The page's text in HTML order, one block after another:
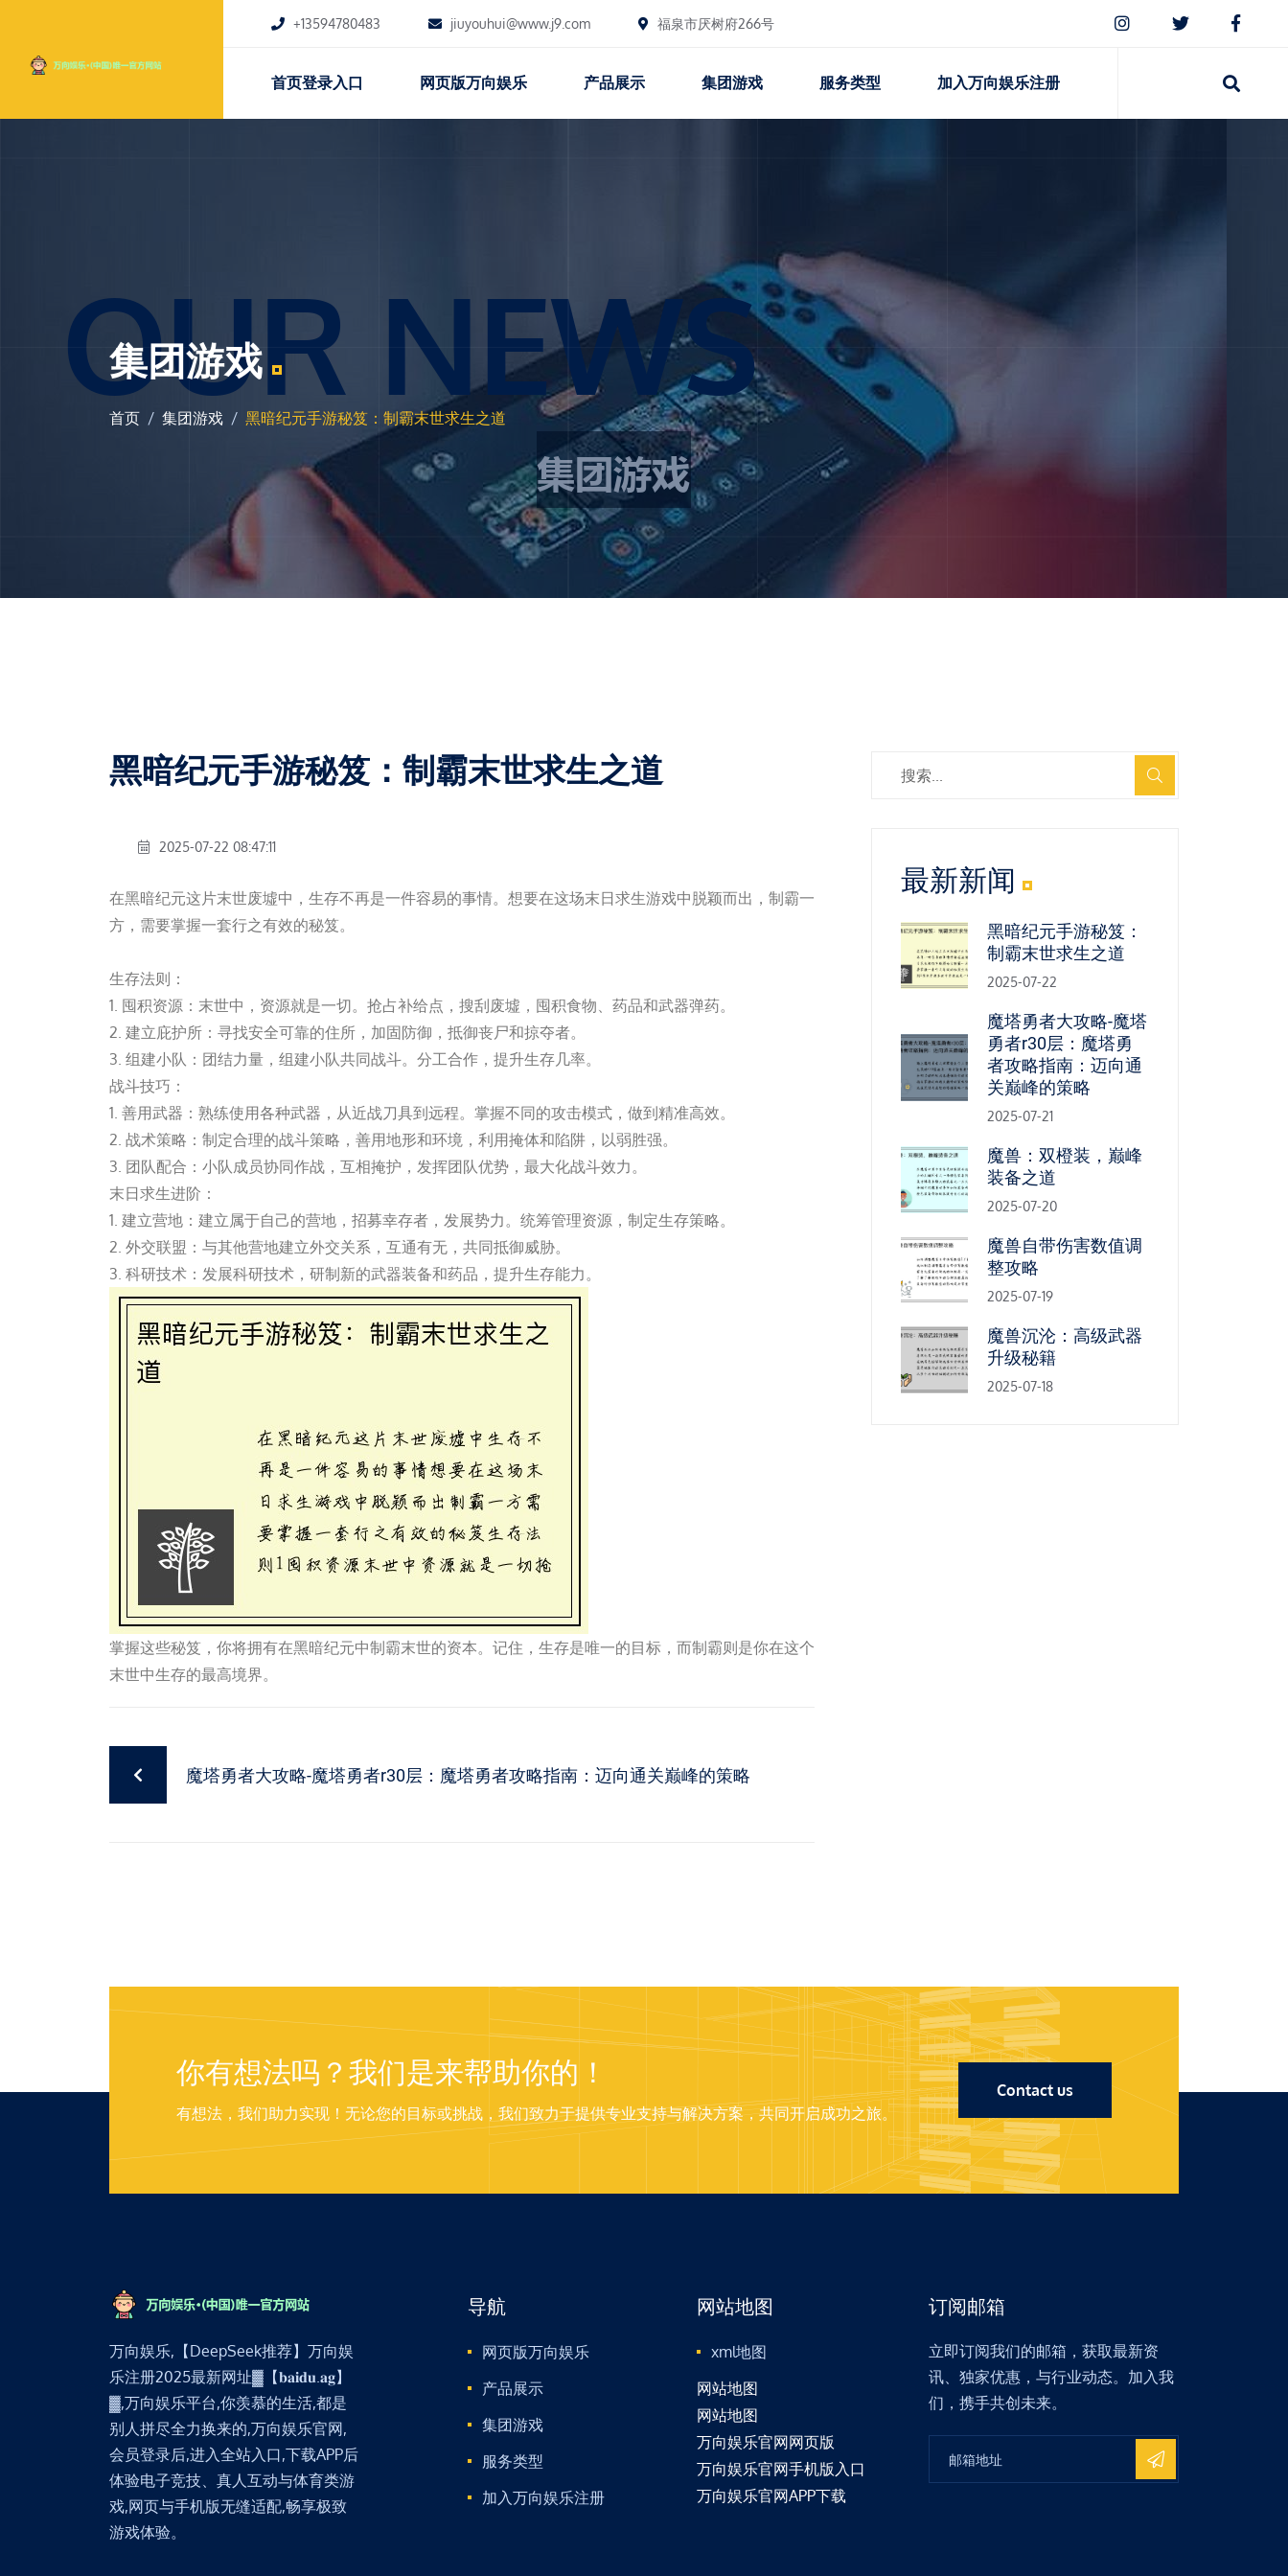
+13594780483 jiuyouhui@www.j9.com 福泉市厌树府266号
首页登录入口 网页版万向娱乐 产品展示 集团游戏 服务类型 加入万向娱乐注册
OUR NEWS
集团游戏
首页 集团游戏 黑暗纪元手游秘笈：制霸末世求生之道
黑暗纪元手游秘笈：制霸末世求生之道
2025-07-22 08:47:11
在黑暗纪元这片末世废墟中，生存不再是一件容易的事情。想要在这场末日求生游戏中脱颖而出，制霸一
方，需要掌握一套行之有效的秘笈。
生存法则：
1. 囤积资源：末世中，资源就是一切。抢占补给点，搜刮废墟，囤积食物、药品和武器弹药。
2. 建立庇护所：寻找安全可靠的住所，加固防御，抵御丧尸和掠夺者。
3. 组建小队：团结力量，组建小队共同战斗。分工合作，提升生存几率。
战斗技巧：
1. 善用武器：熟练使用各种武器，从近战刀具到远程。掌握不同的攻击模式，做到精准高效。
2. 战术策略：制定合理的战斗策略，善用地形和环境，利用掩体和陷阱，以弱胜强。
3. 团队配合：小队成员协同作战，互相掩护，发挥团队优势，最大化战斗效力。
末日求生进阶：
1. 建立营地：建立属于自己的营地，招募幸存者，发展势力。统筹管理资源，制定生存策略。
2. 外交联盟：与其他营地建立外交关系，互通有无，共同抵御威胁。
3. 科研技术：发展科研技术，研制新的武器装备和药品，提升生存能力。
掌握这些秘笈，你将拥有在黑暗纪元中制霸末世的资本。记住，生存是唯一的目标，而制霸则是你在这个
末世中生存的最高境界。
魔塔勇者大攻略-魔塔勇者r30层：魔塔勇者攻略指南：迈向通关巅峰的策略
最新新闻
黑暗纪元手游秘笈：
制霸末世求生之道
2025-07-22
魔塔勇者大攻略-魔塔
勇者r30层：魔塔勇
者攻略指南：迈向通
关巅峰的策略
2025-07-21
魔兽：双橙装，巅峰
装备之道
2025-07-20
魔兽自带伤害数值调
整攻略
2025-07-19
魔兽沉沦：高级武器
升级秘籍
2025-07-18
你有想法吗？我们是来帮助你的！
有想法，我们助力实现！无论您的目标或挑战，我们致力于提供专业支持与解决方案，共同开启成功之旅。
Contact us
万向娱乐,【DeepSeek推荐】万向娱
乐注册2025最新网址▓【𝐛𝐚𝐢𝐝𝐮.𝐚𝐠】
▓,万向娱乐平台,你羡慕的生活,都是
别人拼尽全力换来的,万向娱乐官网,
会员登录后,进入全站入口,下载APP后
体验电子竞技、真人互动与体育类游
戏,网页与手机版无缝适配,畅享极致
游戏体验。
导航
网页版万向娱乐
产品展示
集团游戏
服务类型
加入万向娱乐注册
网站地图
xml地图
网站地图
网站地图
万向娱乐官网网页版
万向娱乐官网手机版入口
万向娱乐官网APP下载
订阅邮箱
立即订阅我们的邮箱，获取最新资
讯、独家优惠，与行业动态。加入我
们，携手共创未来。